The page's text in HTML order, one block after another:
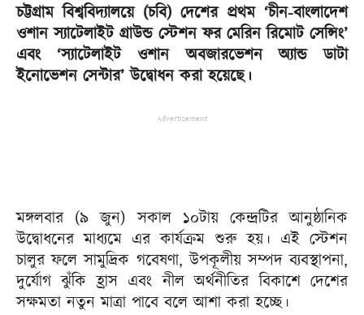
চট্টগ্রাম বিশ্ববিদ্যালয়ে (চবি) দেশের প্রথম ‘চীন-বাংলাদেশ
ওশান স্যাটেলাইট গ্রাউন্ড স্টেশন ফর মেরিন রিমোট সেন্সিং’
এবং ‘স্যাটেলাইট ওশান অবজারভেশন অ্যান্ড ডাটা
ইনোভেশন সেন্টার’ উদ্বোধন করা হয়েছে।
Advertisement
মঙ্গলবার (৯ জুন) সকাল ১০টায় কেন্দ্রটির আনুষ্ঠানিক
উদ্বোধনের মাধ্যমে এর কার্যক্রম শুরু হয়। এই স্টেশন
চালুর ফলে সামুদ্রিক গবেষণা, উপকূলীয় সম্পদ ব্যবস্থাপনা,
দুর্যোগ ঝুঁকি হ্রাস এবং নীল অর্থনীতির বিকাশে দেশের
সক্ষমতা নতুন মাত্রা পাবে বলে আশা করা হচ্ছে।